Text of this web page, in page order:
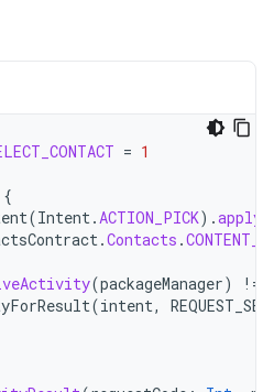
= 1
{
(Intent.ACTION_PICK).apply
.Contacts .
(packageManager) !=
(intent,